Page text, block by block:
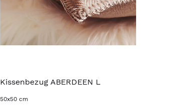
Kissenbezug ABERDEEN L
50x50 cm